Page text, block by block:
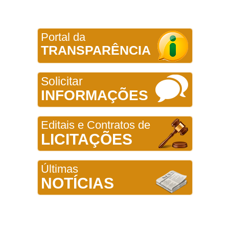
Portal da
TRANSPARÊNCIA
Solicitar
INFORMAÇÕES
Editais e Contratos de
LICITAÇÕES
Últimas
NOTÍCIAS